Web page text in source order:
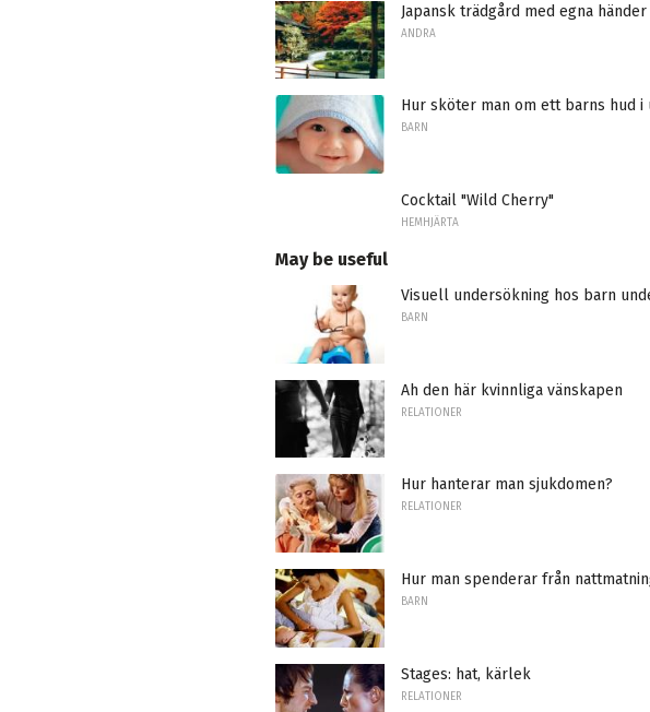
Japansk trädgård med egna händer
ANDRA
Hur sköter man om ett barns hud
BARN
Cocktail "Wild Cherry"
HEMHJÄRTA
May be useful
Visuell undersökning hos barn
BARN
Ah den här kvinnliga vänskapen
RELATIONER
Hur hanterar man sjukdomen?
RELATIONER
Hur man spenderar från
BARN
Stages: hat, kärlek
RELATIONER